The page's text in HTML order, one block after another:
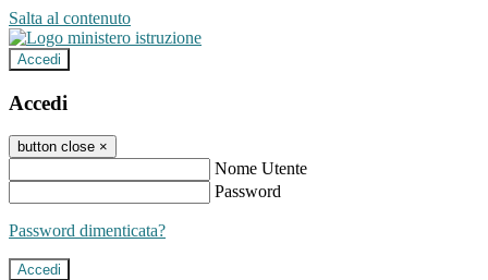
Salta al contenuto
Accedi
Accedi
button close ×
Nome Utente
Password
Password dimenticata?